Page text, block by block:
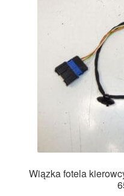
Wiązka fotela